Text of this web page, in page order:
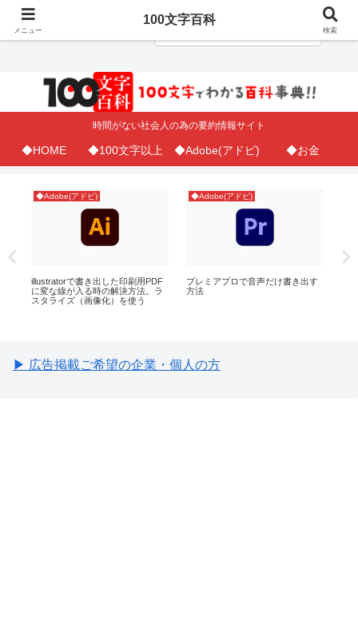
時間がない社会人の為の要約情報サイト
◆HOME ◆100文字以上 ◆Adobe(アドビ) ◆お金
◆Adobe(アドビ)
illustratorで書き出した印刷用PDF
に変な線が入る時の解決方法。ラ
スタライズ（画像化）を使う
◆Adobe(アドビ)
プレミアプロで音声だけ書き出す
方法
▶ 広告掲載ご希望の企業・個人の方
メニュー
100文字百科
検索